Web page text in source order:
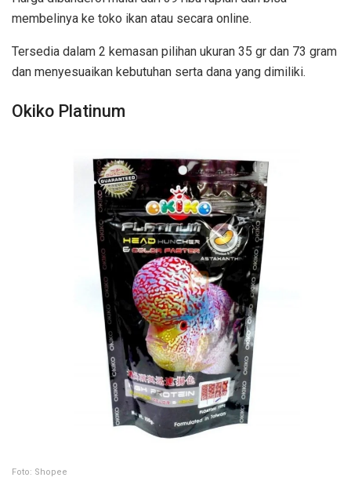
membelinya ke toko ikan atau secara online.
Tersedia dalam 2 kemasan pilihan ukuran 35 gr dan 73 gram
dan menyesuaikan kebutuhan serta dana yang dimiliki.
Okiko Platinum
Foto: Shopee